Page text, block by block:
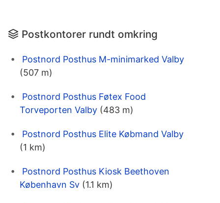
Postkontorer rundt omkring
Postnord Posthus M-minimarked Valby
(507 m)
Postnord Posthus Føtex Food
Torveporten Valby (483 m)
Postnord Posthus Elite Købmand Valby
(1 km)
Postnord Posthus Kiosk Beethoven
København Sv (1.1 km)